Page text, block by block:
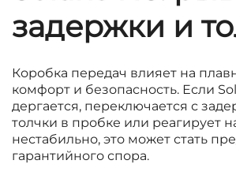
задержки и
Коробка передач влияет на
комфорт и безопасность. Если
дергается, переключается с
толчки в пробке или реагирует
нестабильно, это может стать
гарантийного спора.